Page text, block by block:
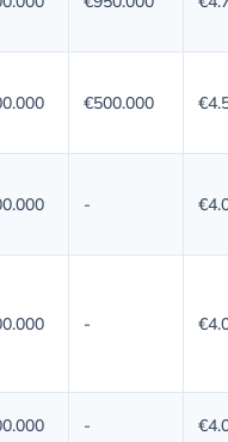
€500.000
-
-
-